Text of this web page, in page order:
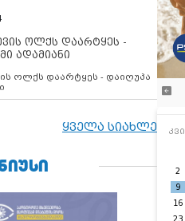
ოლქს დაარტყეს -
ადამიანი
ოლქს დაარტყეს - დაიღუპა
ყველა სიახლე კვი
2
9
16
23